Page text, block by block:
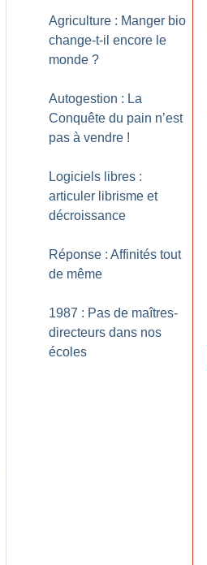
Agriculture : Manger bio
change-t-il encore le
monde ?
Autogestion : La
Conquête du pain n’est
pas à vendre !
Logiciels libres :
articuler librisme et
décroissance
Réponse : Affinités tout
de même
1987 : Pas de maîtres-
directeurs dans nos
écoles